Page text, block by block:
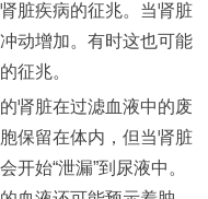
脏疾病的征兆。当肾脏
动增加。有时这也可能
征兆。
肾脏在过滤血液中的废
保留在体内，但当肾脏
开始“泄漏”到尿液中。